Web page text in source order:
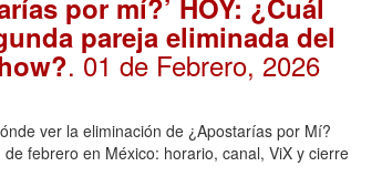
pareja eliminada del
. 01 de Febrero, 2026
ver la eliminación de ¿Apostarías por Mí?
de febrero en México: horario, canal, ViX y cierre